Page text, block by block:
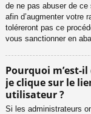
de ne pas abuser de
afin d’augmenter votre
toléreront pas ce
vous sanctionner en
Pourquoi m’est-
je clique sur le
utilisateur ?
Si les administrateurs